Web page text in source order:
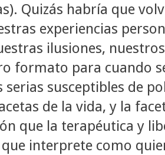
Quizás habría que
experiencias
ilusiones,
formato para cuando
serias susceptibles de
de la vida, y la
que la terapéutica y
que interprete como